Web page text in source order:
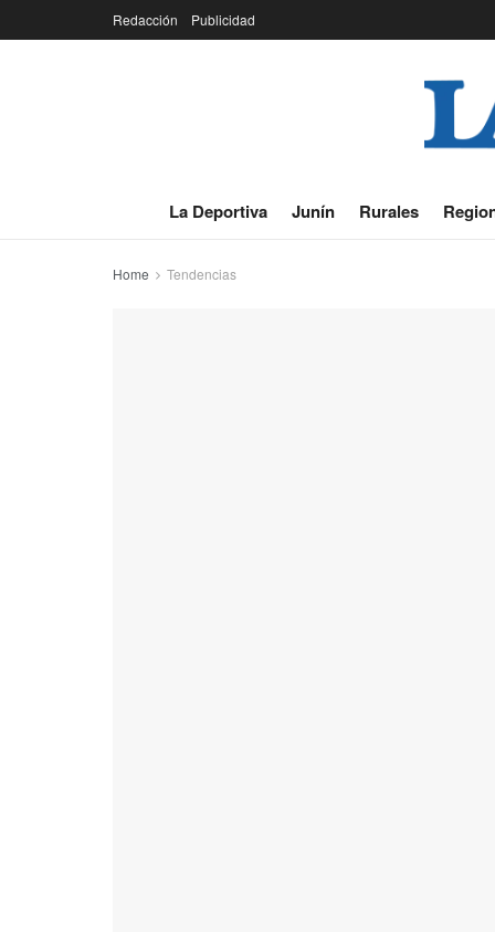
Redacción Publicidad
La Deportiva Junín Rurales
Home Tendencias